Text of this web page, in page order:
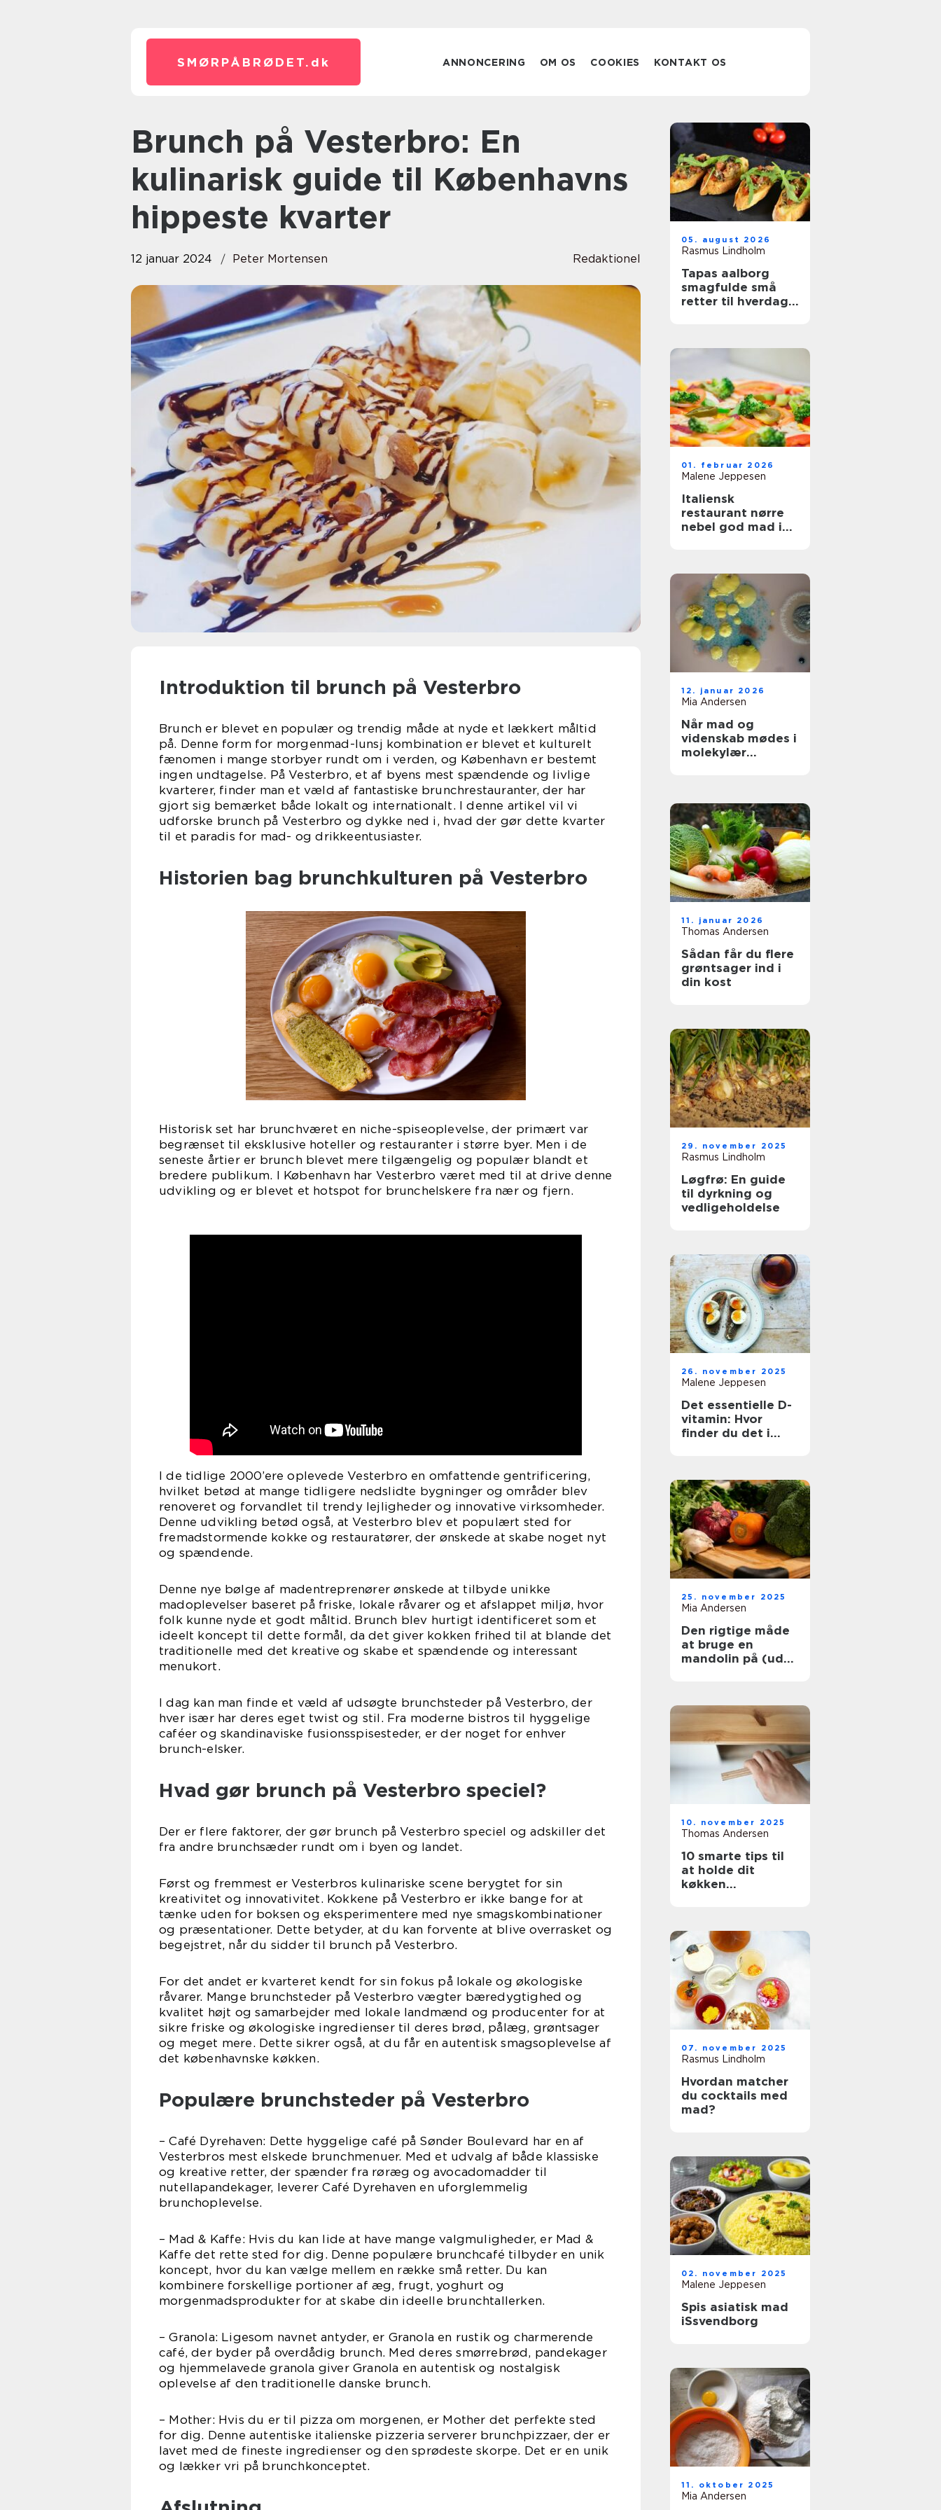
SMØRPÅBRØDET. dk ANNONCERING OM OS COOKIES KONTAKT OS
Brunch på Vesterbro: En
kulinarisk guide til Københavns
hippeste kvarter
12 januar 2024 Peter Mortensen Redaktionel
Introduktion til brunch på Vesterbro
Brunch er blevet en populær og trendig måde at nyde et lækkert måltid
på. Denne form for morgenmad-lunsj kombination er blevet et kulturelt
fænomen i mange storbyer rundt om i verden, og København er bestemt
ingen undtagelse. På Vesterbro, et af byens mest spændende og livlige
kvarterer, finder man et væld af fantastiske brunchrestauranter, der har
gjort sig bemærket både lokalt og internationalt. I denne artikel vil vi
udforske brunch på Vesterbro og dykke ned i, hvad der gør dette kvarter
til et paradis for mad- og drikkeentusiaster.
Historien bag brunchkulturen på Vesterbro
Historisk set har brunchværet en niche-spiseoplevelse, der primært var
begrænset til eksklusive hoteller og restauranter i større byer. Men i de
seneste årtier er brunch blevet mere tilgængelig og populær blandt et
bredere publikum. I København har Vesterbro været med til at drive denne
udvikling og er blevet et hotspot for brunchelskere fra nær og fjern.
I de tidlige 2000’ere oplevede Vesterbro en omfattende gentrificering,
hvilket betød at mange tidligere nedslidte bygninger og områder blev
renoveret og forvandlet til trendy lejligheder og innovative virksomheder.
Denne udvikling betød også, at Vesterbro blev et populært sted for
fremadstormende kokke og restauratører, der ønskede at skabe noget nyt
og spændende.
Denne nye bølge af madentreprenører ønskede at tilbyde unikke
madoplevelser baseret på friske, lokale råvarer og et afslappet miljø, hvor
folk kunne nyde et godt måltid. Brunch blev hurtigt identificeret som et
ideelt koncept til dette formål, da det giver kokken frihed til at blande det
traditionelle med det kreative og skabe et spændende og interessant
menukort.
I dag kan man finde et væld af udsøgte brunchsteder på Vesterbro, der
hver især har deres eget twist og stil. Fra moderne bistros til hyggelige
caféer og skandinaviske fusionsspisesteder, er der noget for enhver
brunch-elsker.
Hvad gør brunch på Vesterbro speciel?
Der er flere faktorer, der gør brunch på Vesterbro speciel og adskiller det
fra andre brunchsæder rundt om i byen og landet.
Først og fremmest er Vesterbros kulinariske scene berygtet for sin
kreativitet og innovativitet. Kokkene på Vesterbro er ikke bange for at
tænke uden for boksen og eksperimentere med nye smagskombinationer
og præsentationer. Dette betyder, at du kan forvente at blive overrasket og
begejstret, når du sidder til brunch på Vesterbro.
For det andet er kvarteret kendt for sin fokus på lokale og økologiske
råvarer. Mange brunchsteder på Vesterbro vægter bæredygtighed og
kvalitet højt og samarbejder med lokale landmænd og producenter for at
sikre friske og økologiske ingredienser til deres brød, pålæg, grøntsager
og meget mere. Dette sikrer også, at du får en autentisk smagsoplevelse af
det københavnske køkken.
Populære brunchsteder på Vesterbro
– Café Dyrehaven: Dette hyggelige café på Sønder Boulevard har en af
Vesterbros mest elskede brunchmenuer. Med et udvalg af både klassiske
og kreative retter, der spænder fra røræg og avocadomadder til
nutellapandekager, leverer Café Dyrehaven en uforglemmelig
brunchoplevelse.
– Mad & Kaffe: Hvis du kan lide at have mange valgmuligheder, er Mad &
Kaffe det rette sted for dig. Denne populære brunchcafé tilbyder en unik
koncept, hvor du kan vælge mellem en række små retter. Du kan
kombinere forskellige portioner af æg, frugt, yoghurt og
morgenmadsprodukter for at skabe din ideelle brunchtallerken.
– Granola: Ligesom navnet antyder, er Granola en rustik og charmerende
café, der byder på overdådig brunch. Med deres smørrebrød, pandekager
og hjemmelavede granola giver Granola en autentisk og nostalgisk
oplevelse af den traditionelle danske brunch.
– Mother: Hvis du er til pizza om morgenen, er Mother det perfekte sted
for dig. Denne autentiske italienske pizzeria serverer brunchpizzaer, der er
lavet med de fineste ingredienser og den sprødeste skorpe. Det er en unik
og lækker vri på brunchkonceptet.
05. august 2026
Rasmus Lindholm
Tapas aalborg
smagfulde små
retter til hverdag
01. februar 2026
Malene Jeppesen
Italiensk
restaurant nørre
nebel god mad i
12. januar 2026
Mia Andersen
Når mad og
videnskab mødes i
molekylær
11. januar 2026
Thomas Andersen
Sådan får du flere
grøntsager ind i
din kost
29. november 2025
Rasmus Lindholm
Løgfrø: En guide
til dyrkning og
vedligeholdelse
26. november 2025
Malene Jeppesen
Det essentielle D-
vitamin: Hvor
finder du det i
25. november 2025
Mia Andersen
Den rigtige måde
at bruge en
mandolin på (uden
10. november 2025
Thomas Andersen
10 smarte tips til
at holde dit
køkken
07. november 2025
Rasmus Lindholm
Hvordan matcher
du cocktails med
mad?
02. november 2025
Malene Jeppesen
Spis asiatisk mad
iSsvendborg
11. oktober 2025
Mia Andersen